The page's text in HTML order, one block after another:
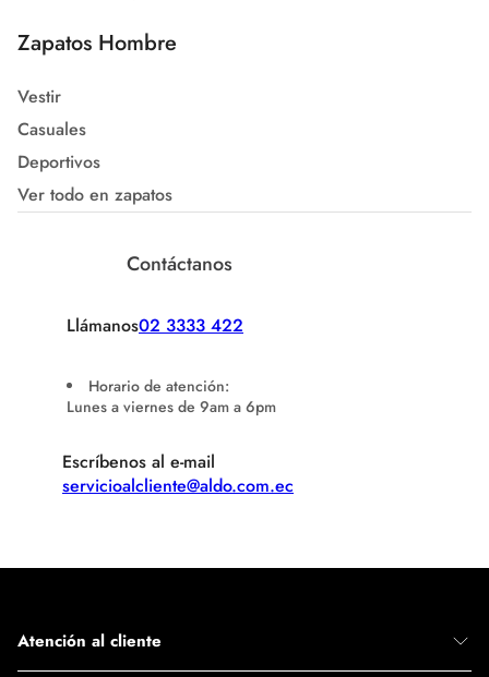
Zapatos Hombre
Vestir
Casuales
Deportivos
Ver todo en zapatos
Contáctanos
Llámanos02 3333 422
Horario de atención:
Lunes a viernes de 9am a 6pm
Escríbenos al e-mail
servicioalcliente@aldo.com.ec
Atención al cliente